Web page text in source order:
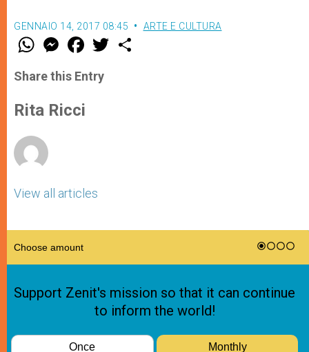
GENNAIO 14, 2017 08:45 ARTE E CULTURA
W
t
s
p
p
M
e
s
e
g
e
F
a
e
b
w
Share this Entry
Rita Ricci
View all articles